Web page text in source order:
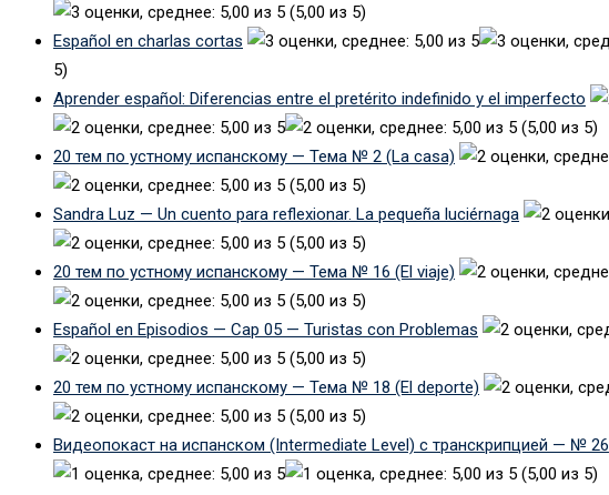
(5,00 из 5)
Español en charlas cortas
5)
Aprender español: Diferencias entre el pretérito indefinido y el imperfecto
(5,00 из 5)
20 тем по устному испанскому — Тема № 2 (La casa)
(5,00 из 5)
Sandra Luz — Un cuento para reflexionar. La pequeña luciérnaga
(5,00 из 5)
20 тем по устному испанскому — Тема № 16 (El viaje)
(5,00 из 5)
Español en Episodios — Cap 05 — Turistas con Problemas
(5,00 из 5)
20 тем по устному испанскому — Тема № 18 (El deporte)
(5,00 из 5)
Видеопокаст на испанском (Intermediate Level) с транскрипцией — № 26
(5,00 из 5)